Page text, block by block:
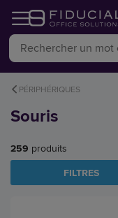
PÉRIPHÉRIQUES
Souris
259 produits
FILTRES